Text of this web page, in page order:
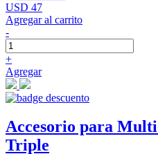
USD 47
Agregar al carrito
-
+
Agregar
Accesorio para
Triple